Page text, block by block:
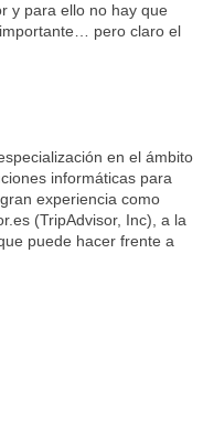
y para ello no hay que
pero claro el
en el ámbito
informáticas para
experiencia como
(TripAdvisor, Inc), a la
puede hacer frente a